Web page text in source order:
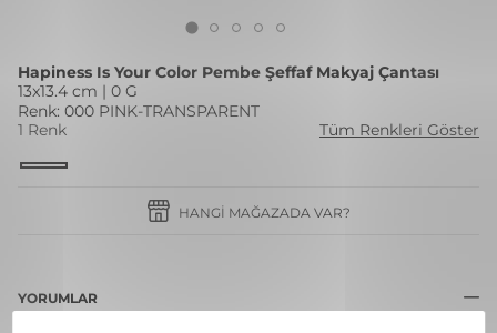
Hapiness Is Your Color Pembe Şeffaf Makyaj Çantası
13x13.4 cm | 0 G
Renk: 000 PINK-TRANSPARENT
1 Renk
Tüm Renkleri Göster
HANGI MAĞAZADA VAR?
YORUMLAR